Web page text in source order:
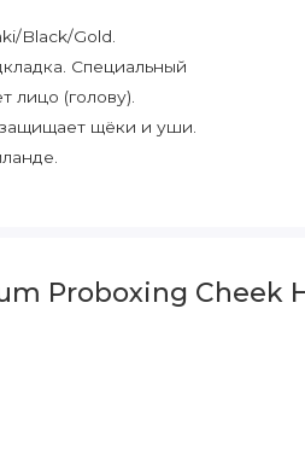
Black/Gold.
Специальный
лицо (голову).
щёки и уши.
Proboxing Cheek